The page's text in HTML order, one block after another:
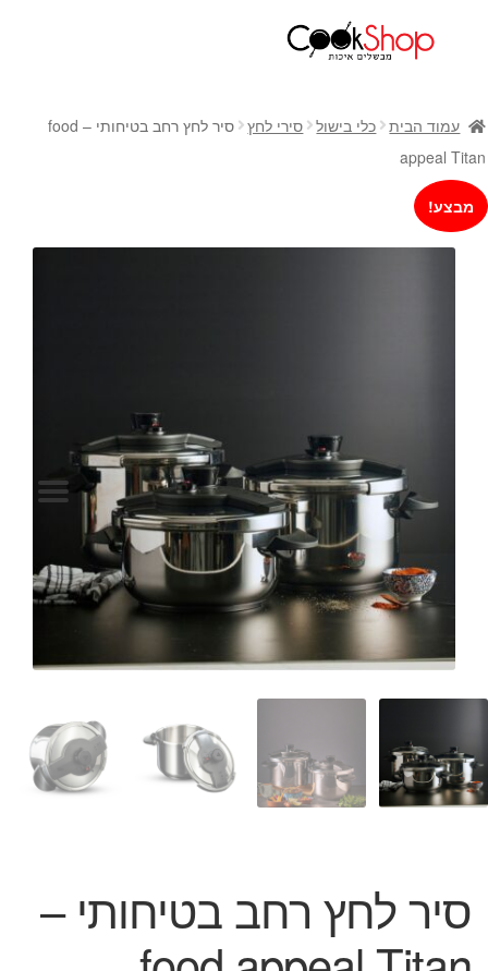
חנות
כלי בישול
סירים
מחבתות
כלי הגשה ואירוח
כלי בית
המותגים שלנו
מתנות לחנוכת בית
מתנות למטבח
מתכונים שלכם
מאמרים
עמוד הבית כלי בישול סירי לחץ
סיר לחץ רחב בטיחותי – food
appeal Titan
מבצע!
סיר לחץ רחב בטיחותי –